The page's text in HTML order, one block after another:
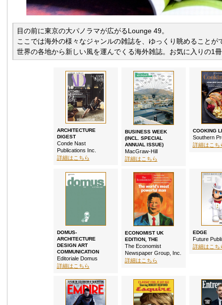
目の前に東京の大パノラマが広がるLounge 49。
ここでは海外の様々なジャンルの雑誌を、ゆっくり眺めることが
世界の各地から新しい風を運んでくる海外雑誌。お気に入りの1
ARCHITECTURE
DIGEST
Conde Nast
Publications Inc.
詳細はこちら
BUSINESS WEEK
(INCL. SPECIAL
ANNUAL ISSUE)
MacGraw-Hill
詳細はこちら
COOKING
Southern
詳細はこち
DOMUS-
ARCHITECTURE
DESIGN ART
COMMUNICATION
Editoriale Domus
詳細はこちら
ECONOMIST UK
EDITION, THE
The Economist
Newspaper Group, Inc.
詳細はこちら
EDGE
Future
詳細はこち